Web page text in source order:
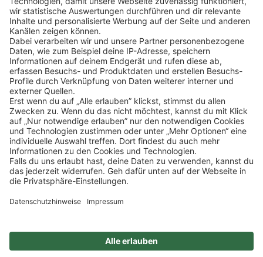
Klickehier, um alle offenen Jobs zu sehen.
Impressum Datenschutz
Privatsphäre-Einstellungen
FAQ
Veranstaltungen
Sitemap